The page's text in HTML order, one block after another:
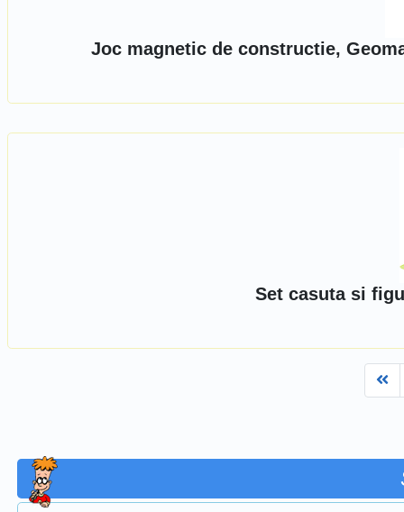
Joc magnetic de constructie,
Set casuta si